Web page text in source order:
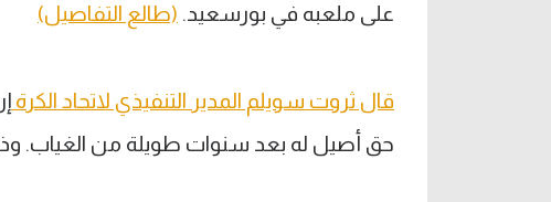
على ملعبه في بورسعيد. (طالع التفاصيل)
قال ثروت سويلم المدير التنفيذي لاتحاد الكرة
حق أصيل له بعد سنوات طويلة من الغياب. وذلك